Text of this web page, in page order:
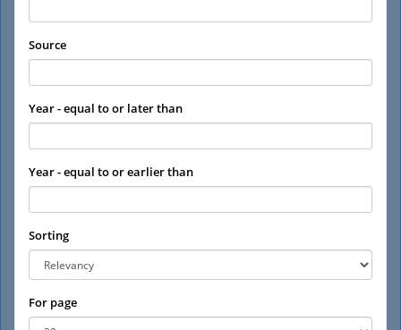
Source
Year - equal to or later than
Year - equal to or earlier than
Sorting
For page